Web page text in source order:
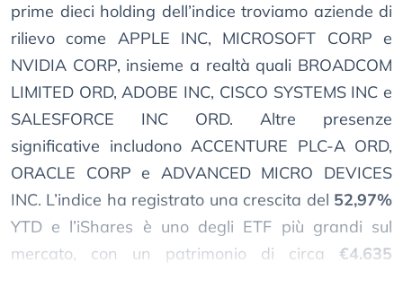
prime dieci holding dell’indice troviamo aziende di
rilievo come APPLE INC, MICROSOFT CORP e
NVIDIA CORP, insieme a realtà quali BROADCOM
LIMITED ORD, ADOBE INC, CISCO SYSTEMS INC e
SALESFORCE INC ORD. Altre presenze
significative includono ACCENTURE PLC-A ORD,
ORACLE CORP e ADVANCED MICRO DEVICES
INC. L’indice ha registrato una crescita del 52,97%
YTD e l’iShares è uno degli ETF più grandi sul
mercato, con un patrimonio di circa €4.635